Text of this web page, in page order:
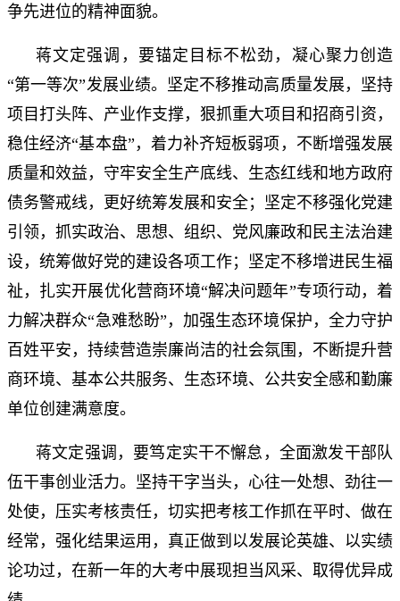
争先进位的精神面貌。
蒋文定强调，要锚定目标不松劲，凝心聚力创造
“第一等次”发展业绩。坚定不移推动高质量发展，坚持
项目打头阵、产业作支撑，狠抓重大项目和招商引资，
稳住经济“基本盘”，着力补齐短板弱项，不断增强发展
质量和效益，守牢安全生产底线、生态红线和地方政府
债务警戒线，更好统筹发展和安全；坚定不移强化党建
引领，抓实政治、思想、组织、党风廉政和民主法治建
设，统筹做好党的建设各项工作；坚定不移增进民生福
祉，扎实开展优化营商环境“解决问题年”专项行动，着
力解决群众“急难愁盼”，加强生态环境保护，全力守护
百姓平安，持续营造崇廉尚洁的社会氛围，不断提升营
商环境、基本公共服务、生态环境、公共安全感和勤廉
单位创建满意度。
蒋文定强调，要笃定实干不懈怠，全面激发干部队
伍干事创业活力。坚持干字当头，心往一处想、劲往一
处使，压实考核责任，切实把考核工作抓在平时、做在
经常，强化结果运用，真正做到以发展论英雄、以实绩
论功过，在新一年的大考中展现担当风采、取得优异成